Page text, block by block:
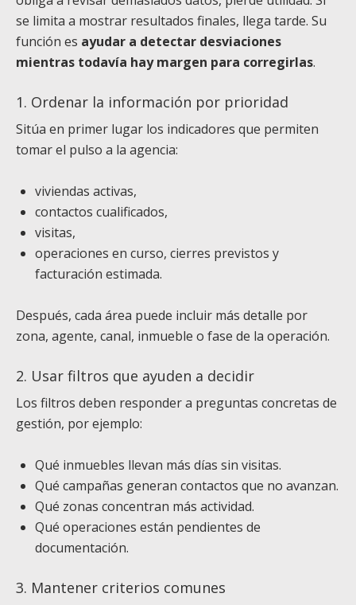
se limita a mostrar resultados finales, llega tarde. Su
función es ayudar a detectar desviaciones
mientras todavía hay margen para corregirlas.
1. Ordenar la información por prioridad
Sitúa en primer lugar los indicadores que permiten
tomar el pulso a la agencia:
viviendas activas,
contactos cualificados,
visitas,
operaciones en curso, cierres previstos y
facturación estimada.
Después, cada área puede incluir más detalle por
zona, agente, canal, inmueble o fase de la operación.
2. Usar filtros que ayuden a decidir
Los filtros deben responder a preguntas concretas de
gestión, por ejemplo:
Qué inmuebles llevan más días sin visitas.
Qué campañas generan contactos que no avanzan.
Qué zonas concentran más actividad.
Qué operaciones están pendientes de
documentación.
3. Mantener criterios comunes